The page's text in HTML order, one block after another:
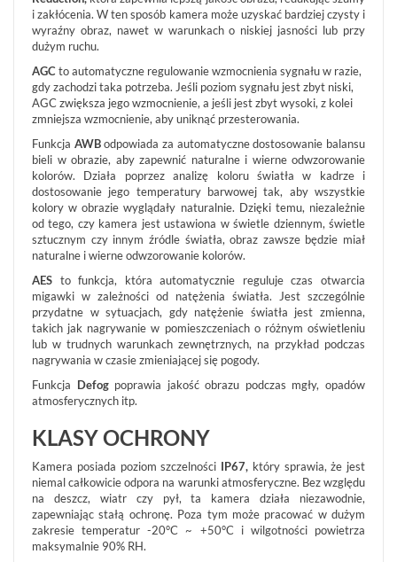
i zakłócenia. W ten sposób kamera może uzyskać bardziej czysty i
wyraźny obraz, nawet w warunkach o niskiej jasności lub przy
dużym ruchu.
AGC to automatyczne regulowanie wzmocnienia sygnału w razie,
gdy zachodzi taka potrzeba. Jeśli poziom sygnału jest zbyt niski,
AGC zwiększa jego wzmocnienie, a jeśli jest zbyt wysoki, z kolei
zmniejsza wzmocnienie, aby uniknąć przesterowania.
Funkcja AWBodpowiada za automatyczne dostosowanie balansu
bieli w obrazie, aby zapewnić naturalne i wierne odwzorowanie
kolorów. Działa poprzez analizę koloru światła w kadrze i
dostosowanie jego temperatury barwowej tak, aby wszystkie
kolory w obrazie wyglądały naturalnie. Dzięki temu, niezależnie
od tego, czy kamera jest ustawiona w świetle dziennym, świetle
sztucznym czy innym źródle światła, obraz zawsze będzie miał
naturalne i wierne odwzorowanie kolorów.
AES to funkcja, która automatycznie reguluje czas otwarcia
migawki w zależności od natężenia światła. Jest szczególnie
przydatne w sytuacjach, gdy natężenie światła jest zmienna,
takich jak nagrywanie w pomieszczeniach o różnym oświetleniu
lub w trudnych warunkach zewnętrznych, na przykład podczas
nagrywania w czasie zmieniającej się pogody.
Funkcja Defog poprawia jakość obrazu podczas mgły, opadów
atmosferycznych itp.
KLASY OCHRONY
Kamera posiada poziom szczelności IP67, który sprawia, że jest
niemal całkowicie odpora na warunki atmosferyczne. Bez względu
na deszcz, wiatr czy pył, ta kamera działa niezawodnie,
zapewniając stałą ochronę. Poza tym może pracować w dużym
zakresie temperatur -20°C ~ +50°C i wilgotności powietrza
maksymalnie 90% RH.